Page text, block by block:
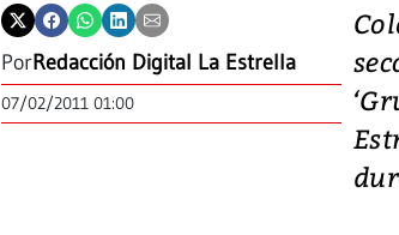
PorRedacción Digital La Estrella
07/02/2011 01:00